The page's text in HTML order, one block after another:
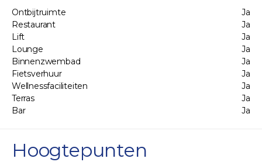
Ontbijtruimte
Ja
Restaurant
Ja
Lift
Ja
Lounge
Ja
Binnenzwembad
Ja
Fietsverhuur
Ja
Wellnessfaciliteiten
Ja
Terras
Ja
Bar
Ja
Hoogtepunten